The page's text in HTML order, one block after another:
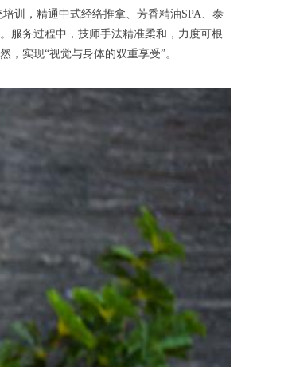
训，精通中式经络推拿、芳香精油SPA、泰
服务过程中，技师手法精准柔和，力度可根
实现“视觉与身体的双重享受”。